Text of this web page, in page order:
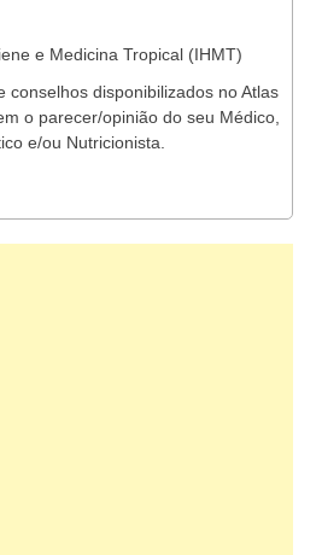
e Medicina Tropical (IHMT)
conselhos disponibilizados no Atlas
o parecer/opinião do seu Médico,
e/ou Nutricionista.